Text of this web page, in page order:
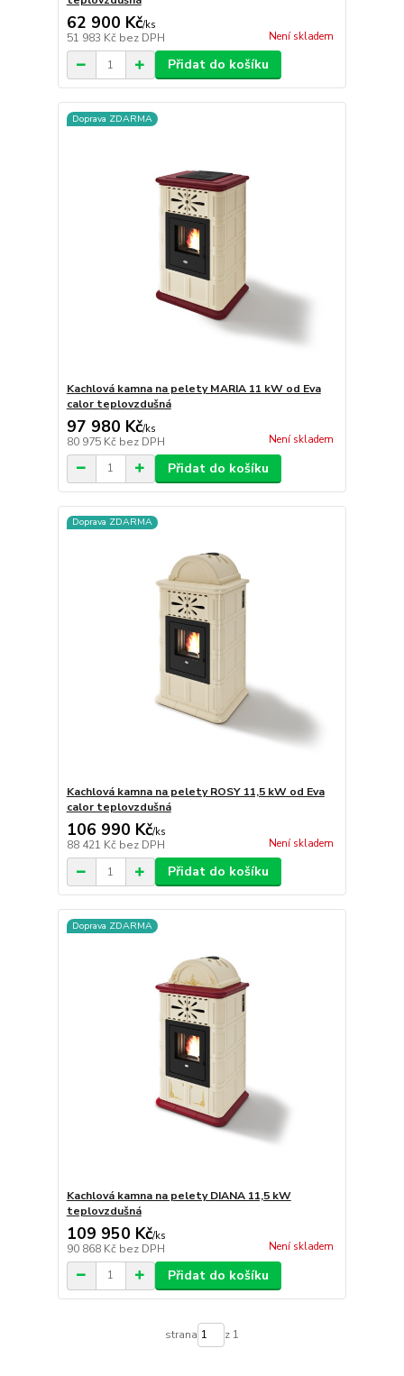
62 900 Kč/ks
51 983 Kč bez DPH Není skladem
Přidat do košíku
Doprava ZDARMA
Kachlová kamna na pelety MARIA 11 kW od Eva
calor teplovzdušná
97 980 Kč/ks
80 975 Kč bez DPH Není skladem
Přidat do košíku
Doprava ZDARMA
Kachlová kamna na pelety ROSY 11,5 kW od Eva
calor teplovzdušná
106 990 Kč/ks
88 421 Kč bez DPH Není skladem
Přidat do košíku
Doprava ZDARMA
Kachlová kamna na pelety DIANA 11,5 kW
teplovzdušná
109 950 Kč/ks
90 868 Kč bez DPH Není skladem
Přidat do košíku
strana z 1